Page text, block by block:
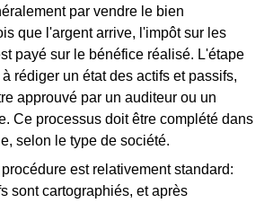
par vendre le bien
que l'argent arrive, l'impôt sur les
payé sur le bénéfice réalisé. L'étape
rédiger un état des actifs et passifs,
approuvé par un auditeur ou un
Ce processus doit être complété dans
selon le type de société.
est relativement standard:
sont cartographiés, et après